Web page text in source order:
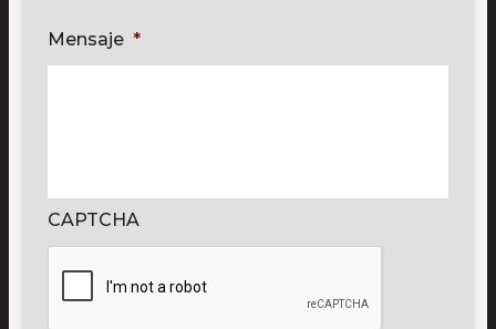
Mensaje *
CAPTCHA